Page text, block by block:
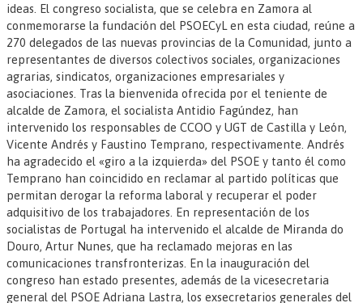
ideas. El congreso socialista, que se celebra en Zamora al
conmemorarse la fundación del PSOECyL en esta ciudad, reúne a
270 delegados de las nuevas provincias de la Comunidad, junto a
representantes de diversos colectivos sociales, organizaciones
agrarias, sindicatos, organizaciones empresariales y
asociaciones. Tras la bienvenida ofrecida por el teniente de
alcalde de Zamora, el socialista Antidio Fagúndez, han
intervenido los responsables de CCOO y UGT de Castilla y León,
Vicente Andrés y Faustino Temprano, respectivamente. Andrés
ha agradecido el «giro a la izquierda» del PSOE y tanto él como
Temprano han coincidido en reclamar al partido políticas que
permitan derogar la reforma laboral y recuperar el poder
adquisitivo de los trabajadores. En representación de los
socialistas de Portugal ha intervenido el alcalde de Miranda do
Douro, Artur Nunes, que ha reclamado mejoras en las
comunicaciones transfronterizas. En la inauguración del
congreso han estado presentes, además de la vicesecretaria
general del PSOE Adriana Lastra, los exsecretarios generales del